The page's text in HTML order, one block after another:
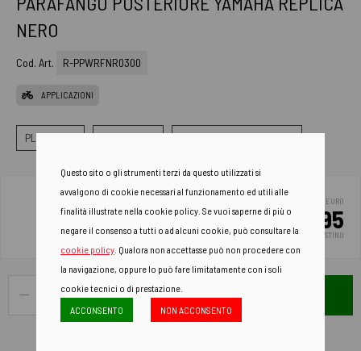
NERO
Cod. Art. R-PPWRFNR0300
APPLICAZIONI
PLASTICHE PARAFANGO PARAFANGO POSTERIORE
EURO
32.95
PREZZO DI LISTINO
AGGIUNGI AL CARRELLO
Questo sito o gli strumenti terzi da questo utilizzati si
avvalgono di cookie necessari al funzionamento ed utili alle
finalità illustrate nella cookie policy. Se vuoi saperne di più o
negare il consenso a tutti o ad alcuni cookie, può consultare la
cookie policy . Qualora non accettasse può non procedere con
la navigazione, oppure lo può fare limitatamente con i soli
cookie tecnici o di prestazione.
ACCONSENTO
NON ACCONSENTO